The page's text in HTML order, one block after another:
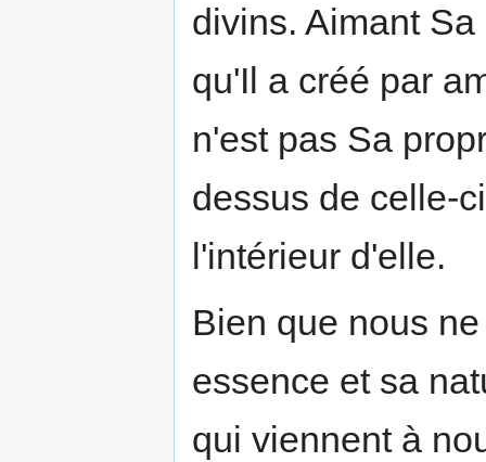
divins. Aimant
qu'Il a créé par
n'est pas Sa
dessus de celle-
l'intérieur d'elle.
Bien que nous
essence et sa
qui viennent à